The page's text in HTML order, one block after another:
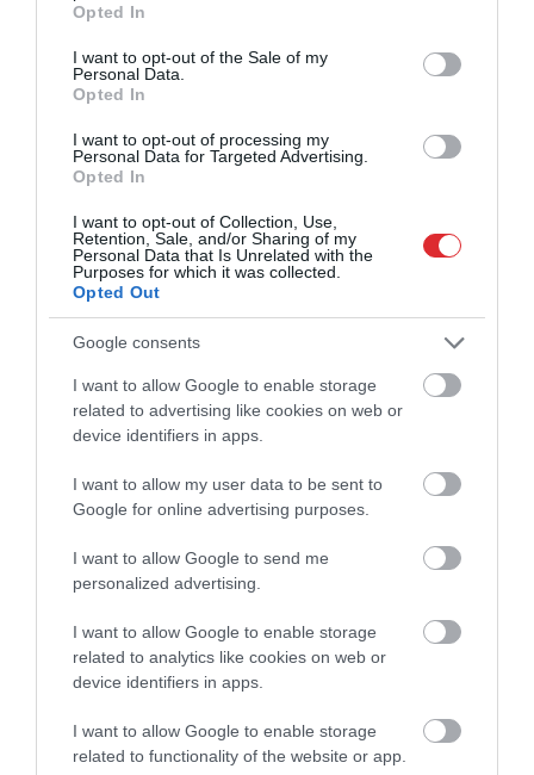
use your data for below specified purposes in below Google
consent section.
Opted In
I want to opt-out of the Sale of my
Personal Data.
Opted In
I want to opt-out of processing my
Personal Data for Targeted Advertising.
Opted In
I want to opt-out of Collection, Use,
Retention, Sale, and/or Sharing of my
Personal Data that Is Unrelated with the
Purposes for which it was collected.
Opted Out
Google consents
I want to allow Google to enable storage
related to advertising like cookies on web or
device identifiers in apps.
I want to allow my user data to be sent to
Google for online advertising purposes.
I want to allow Google to send me
personalized advertising.
I want to allow Google to enable storage
related to analytics like cookies on web or
device identifiers in apps.
I want to allow Google to enable storage
related to functionality of the website or app.
pirms 6 mēnešiem
Pilnais raidījums
pirms 5 mēnešiem